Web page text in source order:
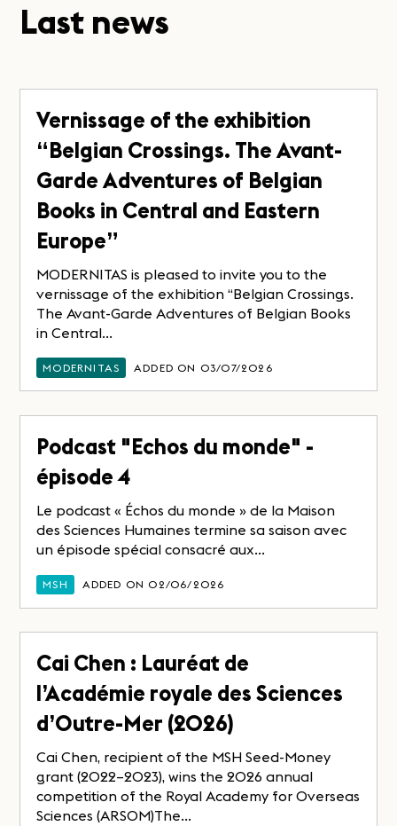
Last news
Vernissage of the exhibition
“Belgian Crossings. The Avant-
Garde Adventures of Belgian
Books in Central and Eastern
Europe”
MODERNITAS is pleased to invite you to the
vernissage of the exhibition “Belgian Crossings.
The Avant-Garde Adventures of Belgian Books
in Central...
MODERNITAS ADDED ON 03/07/2026
Podcast "Echos du monde" -
épisode 4
Le podcast « Échos du monde » de la Maison
des Sciences Humaines termine sa saison avec
un épisode spécial consacré aux...
MSH ADDED ON 02/06/2026
Cai Chen : Lauréat de
l’Académie royale des Sciences
d’Outre-Mer (2026)
Cai Chen, recipient of the MSH Seed-Money
grant (2022–2023), wins the 2026 annual
competition of the Royal Academy for Overseas
Sciences (ARSOM)The...